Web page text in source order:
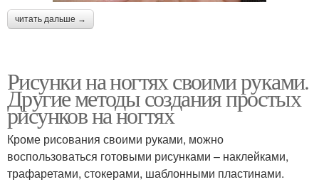
читать дальше →
Рисунки на ногтях своими руками.
Другие методы создания простых
рисунков на ногтях
Кроме рисования своими руками, можно
воспользоваться готовыми рисунками – наклейками,
трафаретами, стокерами, шаблонными пластинами.